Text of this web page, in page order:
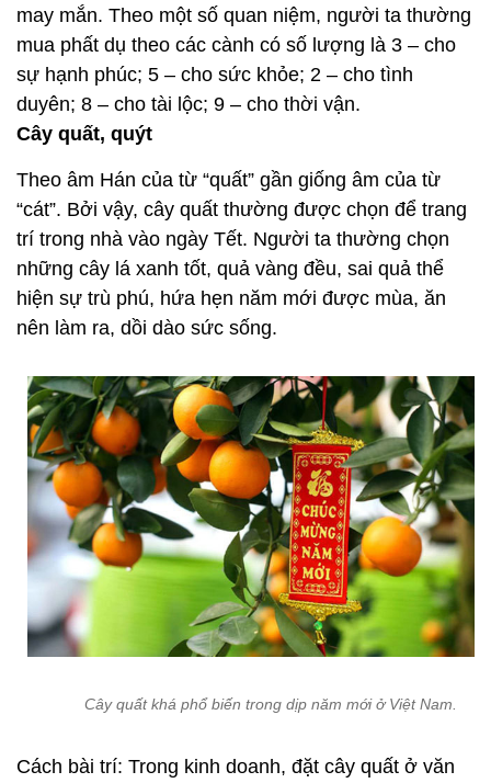
may mắn. Theo một số quan niệm, người ta thường
mua phất dụ theo các cành có số lượng là 3 – cho
sự hạnh phúc; 5 – cho sức khỏe; 2 – cho tình
duyên; 8 – cho tài lộc; 9 – cho thời vận.
Cây quất, quýt
Theo âm Hán của từ “quất” gần giống âm của từ
“cát”. Bởi vậy, cây quất thường được chọn để trang
trí trong nhà vào ngày Tết. Người ta thường chọn
những cây lá xanh tốt, quả vàng đều, sai quả thể
hiện sự trù phú, hứa hẹn năm mới được mùa, ăn
nên làm ra, dồi dào sức sống.
Cây quất khá phổ biến trong dịp năm mới ở Việt Nam.
Cách bài trí: Trong kinh doanh, đặt cây quất ở văn